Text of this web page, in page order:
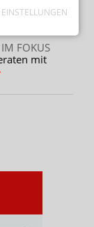
EINSTELLUNGEN
FOKUS
mit